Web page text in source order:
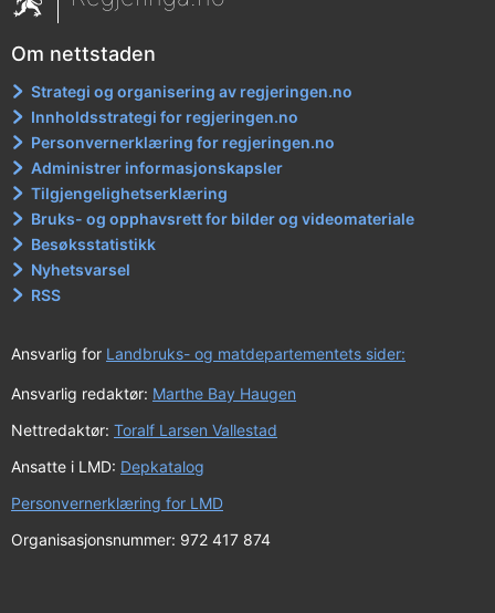
Om nettstaden
Strategi og organisering av regjeringen.no
Innholdsstrategi for regjeringen.no
Personvernerklæring for regjeringen.no
Administrer informasjonskapsler
Tilgjengelighetserklæring
Bruks- og opphavsrett for bilder og videomateriale
Besøksstatistikk
Nyhetsvarsel
RSS
Ansvarlig for Landbruks- og matdepartementets sider:
Ansvarlig redaktør: Marthe Bay Haugen
Nettredaktør: Toralf Larsen Vallestad
Ansatte i LMD: Depkatalog
Personvernerklæring for LMD
Organisasjonsnummer: 972 417 874